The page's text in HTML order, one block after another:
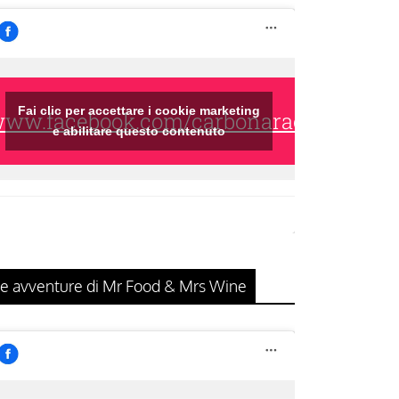
carbonaraclub/
Fai clic per accettare i cookie marketing
e abilitare questo contenuto
avventure di Mr Food & Mrs Wine